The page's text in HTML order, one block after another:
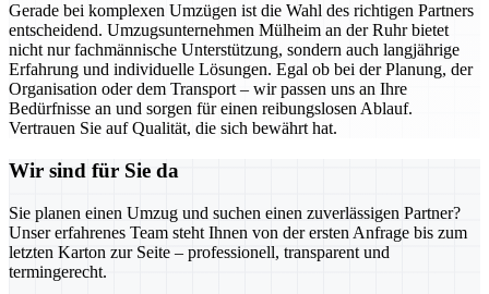
Gerade bei komplexen Umzügen ist die Wahl des richtigen Partners
entscheidend. Umzugsunternehmen Mülheim an der Ruhr bietet
nicht nur fachmännische Unterstützung, sondern auch langjährige
Erfahrung und individuelle Lösungen. Egal ob bei der Planung, der
Organisation oder dem Transport – wir passen uns an Ihre
Bedürfnisse an und sorgen für einen reibungslosen Ablauf.
Vertrauen Sie auf Qualität, die sich bewährt hat.
Wir sind für Sie da
Sie planen einen Umzug und suchen einen zuverlässigen Partner?
Unser erfahrenes Team steht Ihnen von der ersten Anfrage bis zum
letzten Karton zur Seite – professionell, transparent und
termingerecht.